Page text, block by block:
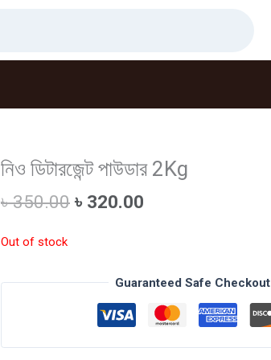
নিও ডিটারজেন্ট পাউডার 2Kg
৳350.00 Original
৳ 320.00
Out of stock
Guaranteed Safe Checkout